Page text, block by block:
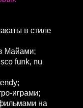
в стиле
Майами;
funk, nu
играми;
на